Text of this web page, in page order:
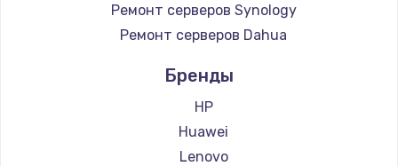
Ремонт серверов Synology
Ремонт серверов Dahua
Бренды
HP
Huawei
Lenovo